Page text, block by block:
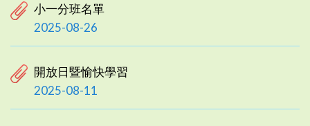
小一分班名單
2025-08-26
開放日暨愉快學習
2025-08-11